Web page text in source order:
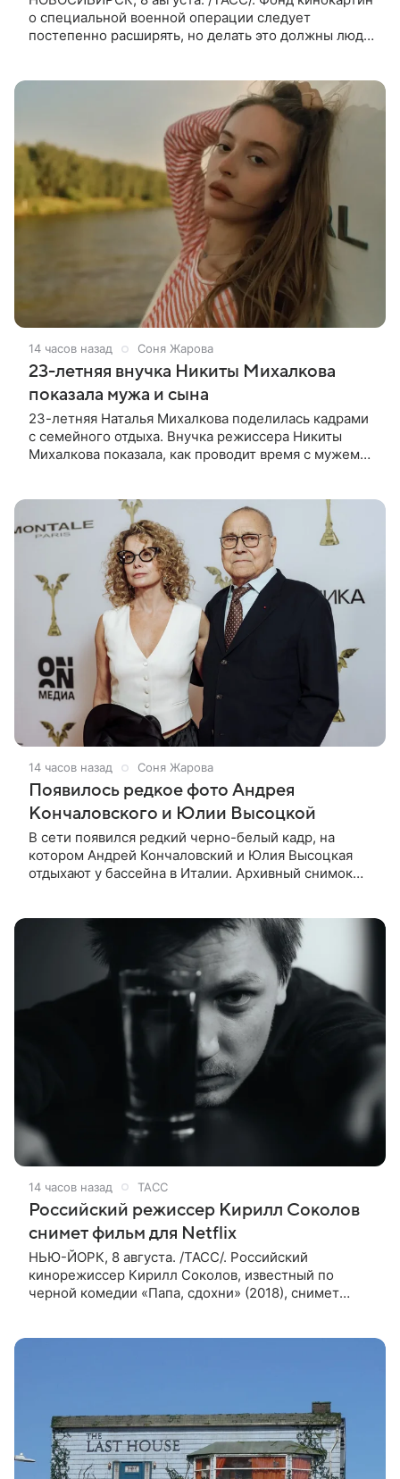
о специальной военной операции следует
постепенно расширять, но делать это должны люди,
14 часов назад Соня Жарова
23-летняя внучка Никиты Михалкова
показала мужа и сына
23-летняя Наталья Михалкова поделилась кадрами
с семейного отдыха. Внучка режиссера Никиты
Михалкова показала, как проводит время с мужем
14 часов назад Соня Жарова
Появилось редкое фото Андрея
Кончаловского и Юлии Высоцкой
В сети появился редкий черно-белый кадр, на
котором Андрей Кончаловский и Юлия Высоцкая
отдыхают у бассейна в Италии. Архивный снимок
14 часов назад ТАСС
Российский режиссер Кирилл Соколов
снимет фильм для Netflix
НЬЮ-ЙОРК, 8 августа. /ТАСС/. Российский
кинорежиссер Кирилл Соколов, известный по
черной комедии «Папа, сдохни» (2018), снимет